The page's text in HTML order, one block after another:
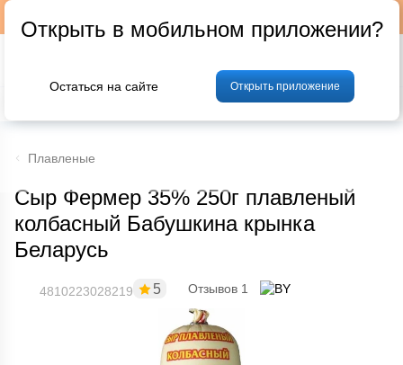
Фрукты и овощи Мясо Птица
Плавленые
Сыр Фермер 35% 250г плавленый
колбасный Бабушкина крынка
Беларусь
4810223028219 5 Отзывов 1
Открыть в мобильном приложении?
Остаться на сайте Открыть приложение